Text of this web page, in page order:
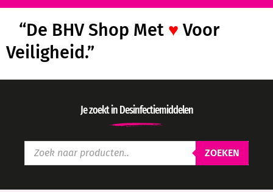
“De BHV Shop Met ♥ Voor
Veiligheid.”
Je zoekt in Desinfectiemiddelen
ZOEKEN